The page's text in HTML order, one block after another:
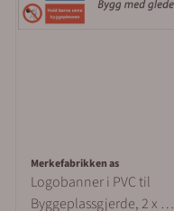
Merkefabrikken as
Logobanner i PVC til
Byggeplassgjerde, 2 x 3,5